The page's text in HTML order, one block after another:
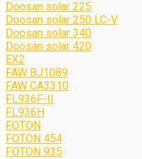
Doosan solar 225
Doosan solar 250 LC-V
Doosan solar 340
Doosan solar 420
EX2
FAW BJ1089
FAW CA3310
FL936F-II
FL936H
FOTON
FOTON 454
FOTON 935